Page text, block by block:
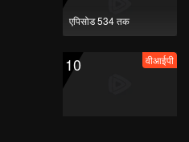
एपिसोड 534 तक
10 वीआईपी